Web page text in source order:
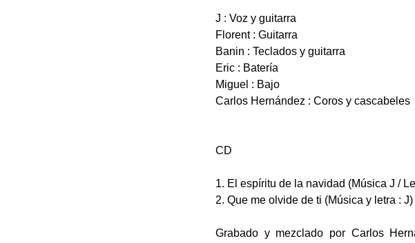
J : Voz y guitarra
Florent : Guitarra
Banin : Teclados y guitarra
Eric : Batería
Miguel : Bajo
Carlos Hernández : Coros y cascabeles
CD
1. El espíritu de la navidad (Música J /
2. Que me olvide de ti (Música y letra : J)
Grabado y mezclado por Carlos